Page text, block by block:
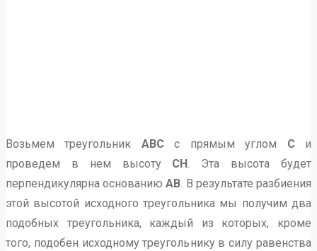
Возьмем треугольник ABCс прямым углом Си
проведем в нем высоту CH. Эта высота будет
перпендикулярна основаниюAB. В результате разбиения
этой высотой исходного треугольника мы получим два
подобных треугольника, каждый из которых, кроме
того, подобен исходному треугольнику в силу равенства